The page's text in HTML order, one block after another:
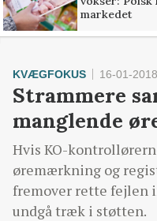
markedet
KVÆGFOKUS 16-01-
Strammere
manglende
Hvis KO-
øremærkning og
fremover rette fejlen
undgå træk i støtten.